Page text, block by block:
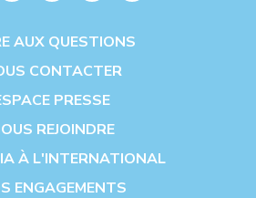
AUX QUESTIONS
CONTACTER
PRESSE
REJOINDRE
À L'INTERNATIONAL
ENGAGEMENTS